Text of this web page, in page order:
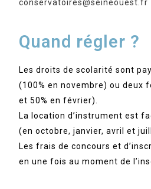
conservatoires@seineouest.fr
Quand régler ?
Les droits de scolarité sont
(100% en novembre) ou deux
et 50% en février).
La location d’instrument est
(en octobre, janvier, avril et
Les frais de concours et
en une fois au moment de